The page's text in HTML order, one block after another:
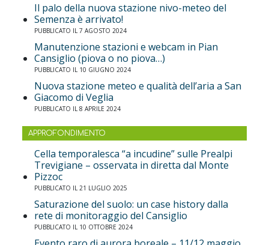
Il palo della nuova stazione nivo-meteo del
Semenza è arrivato!
PUBBLICATO IL 7 AGOSTO 2024
Manutenzione stazioni e webcam in Pian
Cansiglio (piova o no piova…)
PUBBLICATO IL 10 GIUGNO 2024
Nuova stazione meteo e qualità dell’aria a San
Giacomo di Veglia
PUBBLICATO IL 8 APRILE 2024
APPROFONDIMENTO
Cella temporalesca “a incudine” sulle Prealpi
Trevigiane – osservata in diretta dal Monte
Pizzoc
PUBBLICATO IL 21 LUGLIO 2025
Saturazione del suolo: un case history dalla
rete di monitoraggio del Cansiglio
PUBBLICATO IL 10 OTTOBRE 2024